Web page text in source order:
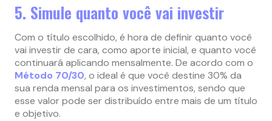
5. Simule quanto você vai investir
Com o título escolhido, é hora de definir quanto você
vai investir de cara, como aporte inicial, e quanto você
continuará aplicando mensalmente. De acordo com o
Método 70/30, o ideal é que você destine 30% da
sua renda mensal para os investimentos, sendo que
esse valor pode ser distribuído entre mais de um título
e objetivo.